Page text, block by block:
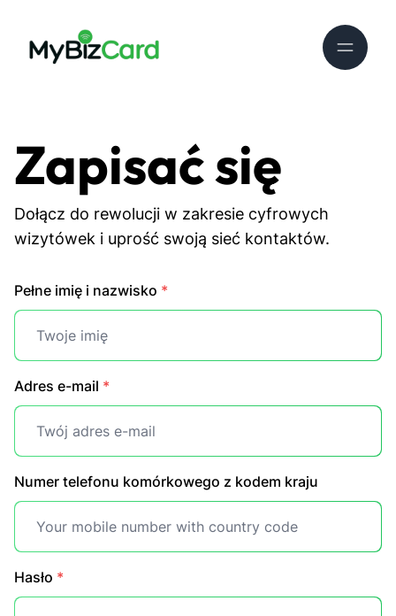
Zapisać się
Dołącz do rewolucji w zakresie cyfrowych
wizytówek i uprość swoją sieć kontaktów.
Pełne imię i nazwisko *
Adres e-mail *
Numer telefonu komórkowego z kodem kraju
Hasło *